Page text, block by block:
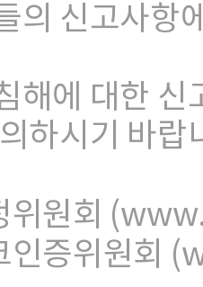
의 신고사항
해에 대한
하시기 바랍
위원회
인증위원